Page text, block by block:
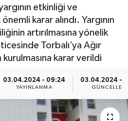
etkinliği ve
karar alındı. Yargının
artırılmasına yönelik
Torbalı’ya Ağır
karar verildi
03.04.2024 - 09:24
YAYINLANMA
03.04.2024 -
ve Fikstür